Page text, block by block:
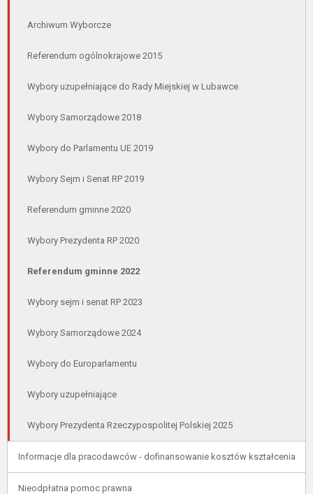
Archiwum Wyborcze
Referendum ogólnokrajowe 2015
Wybory uzupełniające do Rady Miejskiej w Lubawce
Wybory Samorządowe 2018
Wybory do Parlamentu UE 2019
Wybory Sejm i Senat RP 2019
Referendum gminne 2020
Wybory Prezydenta RP 2020
Referendum gminne 2022
Wybory sejm i senat RP 2023
Wybory Samorządowe 2024
Wybory do Europarlamentu
Wybory uzupełniające
Wybory Prezydenta Rzeczypospolitej Polskiej 2025
Informacje dla pracodawców - dofinansowanie kosztów kształcenia
Nieodpłatna pomoc prawna